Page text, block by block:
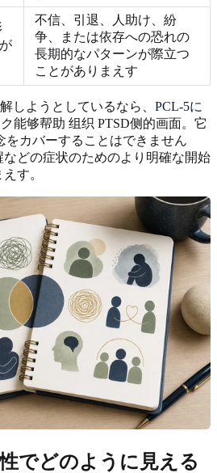
不信、引退、人助け、紛
争、または依存への恐れの
長期的なパターンが際立つ
ことがありまえす
しようとしているなら、 PCL-5に
能够帮助 组织 PTSD侧的画面。它
をカバーすることはできません
どの症状のためのより明確な開始
す。
でどのように見える